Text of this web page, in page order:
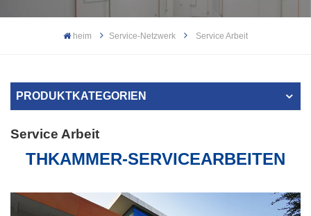
heim Service-Netzwerk Service Arbeit
PRODUKTKATEGORIEN
Service Arbeit
THKAMMER-SERVICEARBEITEN